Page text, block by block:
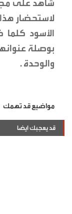
شاهد على
لاستحضار
الأسود
بوصلة
والوحدة .
مواضيع قد تهمك
قد يعجبك ايضا